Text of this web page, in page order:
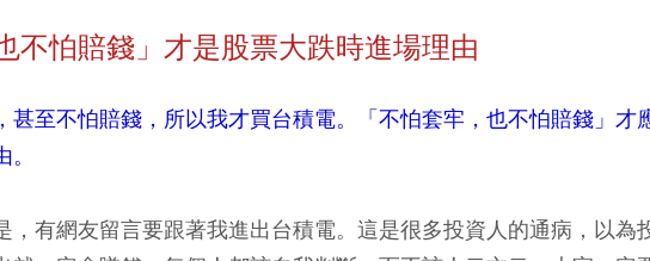
不怕賠錢」才是股票大跌時進場理由
甚至不怕賠錢，所以我才買台積電。「不怕套牢，也不怕賠錢」才
，有網友留言要跟著我進出台積電。這是很多投資人的通病，以為